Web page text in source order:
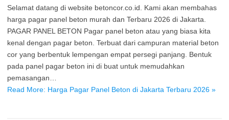
Selamat datang di website betoncor.co.id. Kami akan membahas
harga pagar panel beton murah dan Terbaru 2026 di Jakarta.
PAGAR PANEL BETON Pagar panel beton atau yang biasa kita
kenal dengan pagar beton. Terbuat dari campuran material beton
cor yang berbentuk lempengan empat persegi panjang. Bentuk
pada panel pagar beton ini di buat untuk memudahkan
pemasangan…
Read More: Harga Pagar Panel Beton di Jakarta Terbaru 2026 »